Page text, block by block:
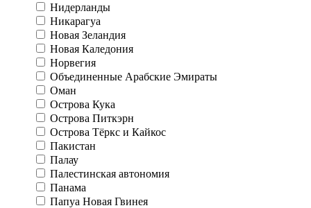
Нидерланды
Никарагуа
Новая Зеландия
Новая Каледония
Норвегия
Объединенные Арабские Эмираты
Оман
Острова Кука
Острова Питкэрн
Острова Тёркс и Кайкос
Пакистан
Палау
Палестинская автономия
Панама
Папуа Новая Гвинея